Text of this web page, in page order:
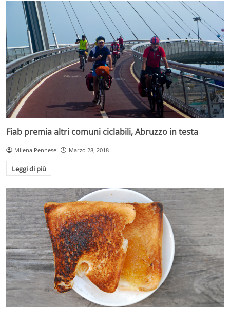
Fiab premia altri comuni ciclabili, Abruzzo in testa
Milena Pennese Marzo 28, 2018
Leggi di più